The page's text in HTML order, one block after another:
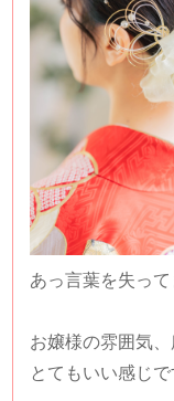
あっ言葉を失っ
お嬢様の雰囲気
とてもいい感じ